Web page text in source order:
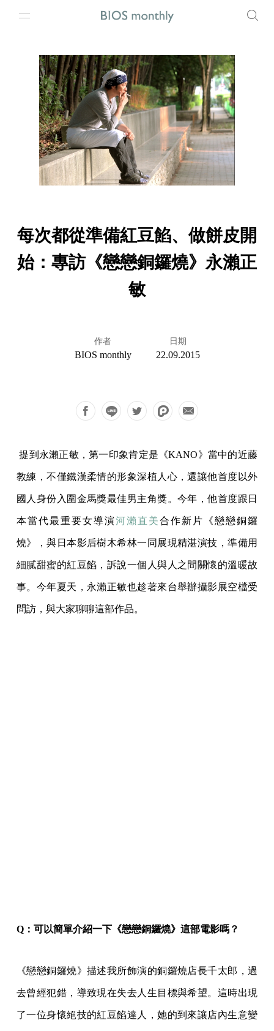
每次都從準備紅豆餡、做餅皮開
始：專訪《戀戀銅鑼燒》永瀨正
敏
作者
BIOS monthly
日期
22.09.2015
提到永瀨正敏，第一印象肯定是《KANO》當中的近藤
教練，不僅鐵漢柔情的形象深植人心，還讓他首度以外
國人身份入圍金馬獎最佳男主角獎。今年，他首度跟日
本當代最重要女導演河瀨直美合作新片《戀戀銅鑼
燒》，與日本影后樹木希林一同展現精湛演技，準備用
細膩甜蜜的紅豆餡，訴說一個人與人之間關懷的溫暖故
事。今年夏天，永瀨正敏也趁著來台舉辦攝影展空檔受
問訪，與大家聊聊這部作品。
Q ：可以簡單介紹一下《戀戀銅鑼燒》這部電影嗎？
《戀戀銅鑼燒》描述我所飾演的銅鑼燒店長千太郎，過
去曾經犯錯，導致現在失去人生目標與希望。這時出現
了一位身懷絕技的紅豆餡達人，她的到來讓店內生意變